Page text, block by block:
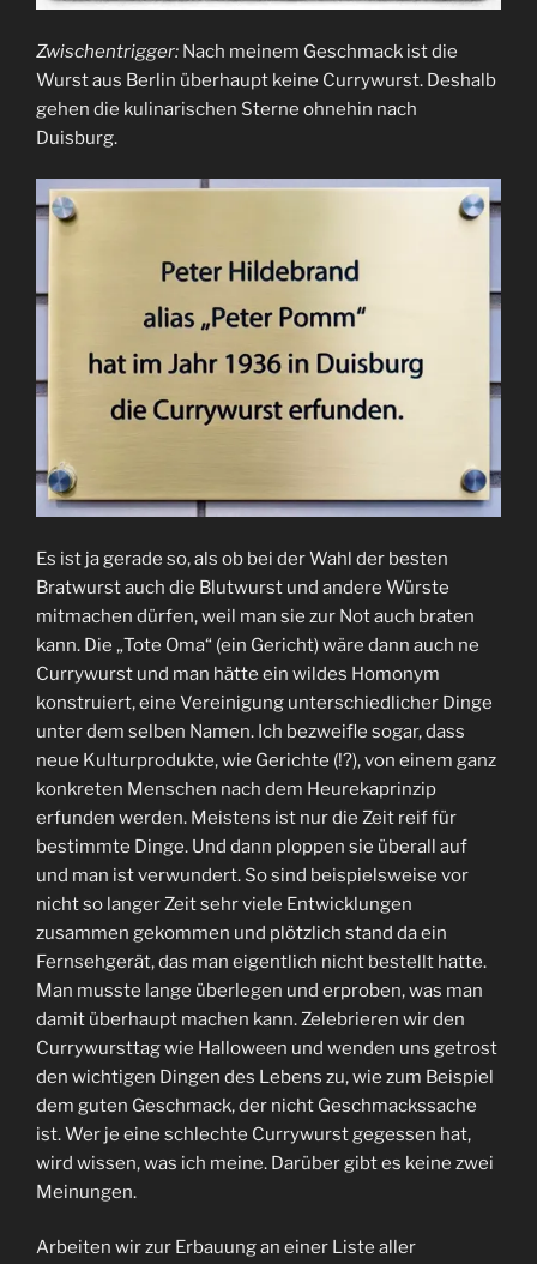
Zwischentrigger: Nach meinem Geschmack ist die
Wurst aus Berlin überhaupt keine Currywurst. Deshalb
gehen die kulinarischen Sterne ohnehin nach
Duisburg.
Es ist ja gerade so, als ob bei der Wahl der besten
Bratwurst auch die Blutwurst und andere Würste
mitmachen dürfen, weil man sie zur Not auch braten
kann. Die „Tote Oma“ (ein Gericht) wäre dann auch ne
Currywurst und man hätte ein wildes Homonym
konstruiert, eine Vereinigung unterschiedlicher Dinge
unter dem selben Namen. Ich bezweifle sogar, dass
neue Kulturprodukte, wie Gerichte (!?), von einem ganz
konkreten Menschen nach dem Heurekaprinzip
erfunden werden. Meistens ist nur die Zeit reif für
bestimmte Dinge. Und dann ploppen sie überall auf
und man ist verwundert. So sind beispielsweise vor
nicht so langer Zeit sehr viele Entwicklungen
zusammen gekommen und plötzlich stand da ein
Fernsehgerät, das man eigentlich nicht bestellt hatte.
Man musste lange überlegen und erproben, was man
damit überhaupt machen kann. Zelebrieren wir den
Currywursttag wie Halloween und wenden uns getrost
den wichtigen Dingen des Lebens zu, wie zum Beispiel
dem guten Geschmack, der nicht Geschmackssache
ist. Wer je eine schlechte Currywurst gegessen hat,
wird wissen, was ich meine. Darüber gibt es keine zwei
Meinungen.
Arbeiten wir zur Erbauung an einer Liste aller